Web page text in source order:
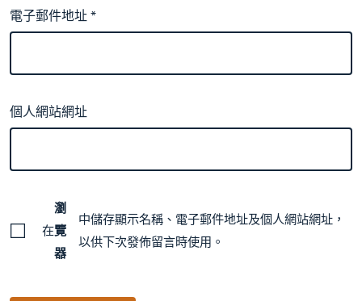
電子郵件地址*
個人網站網址
在
瀏
覽
器
中儲存顯示名稱、電子郵件地址及個人網站網址，
以供下次發佈留言時使用。